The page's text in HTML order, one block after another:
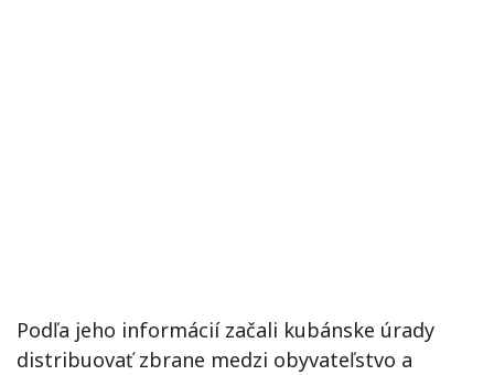
Podľa jeho informácií začali kubánske úrady
distribuovať zbrane medzi obyvateľstvo a